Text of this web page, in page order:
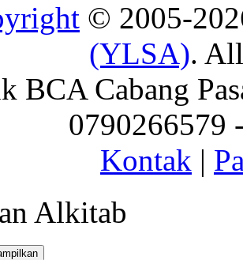
© 2005-
(YLSA).
BCA Cabang
0790266579
Kontak |
Alkitab